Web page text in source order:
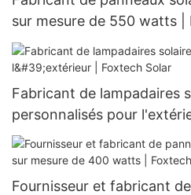
sur mesure de 550 watts |
Fabricant de lampadaires
personnalisés pour
Fournisseur et fabricant